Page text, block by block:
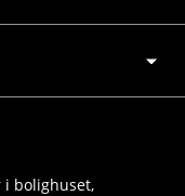
i bolighuset,